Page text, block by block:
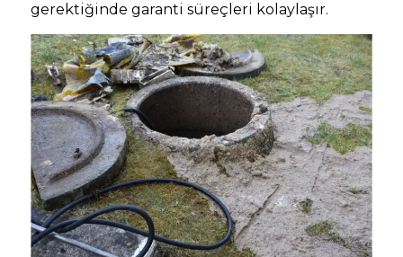
gerektiğinde garanti süreçleri kolaylaşır.